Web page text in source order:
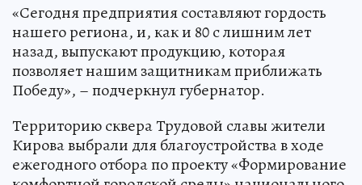
«Сегодня предприятия составляют гордость
нашего региона, и, как и 80 с лишним лет
назад, выпускают продукцию, которая
позволяет нашим защитникам приближать
Победу», – подчеркнул губернатор.
Территорию сквера Трудовой славы жители
Кирова выбрали для благоустройства в ходе
ежегодного отбора по проекту «Формирование